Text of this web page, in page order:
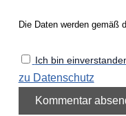
Die Daten werden gemäß
Ich bin
zu Datenschutz